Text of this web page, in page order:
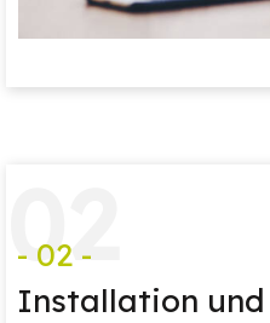
02
- 02 -
Installation